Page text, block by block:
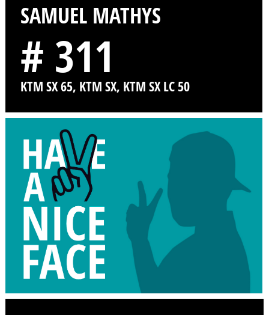
SAMUEL MATHYS
# 311
KTM SX 65, KTM SX, KTM SX LC 50